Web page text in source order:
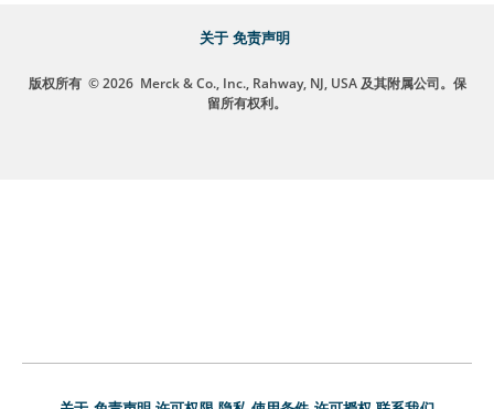
关于 免责声明
版权所有 © 2026 Merck & Co., Inc., Rahway, NJ, USA 及其附属公司。保
留所有权利。